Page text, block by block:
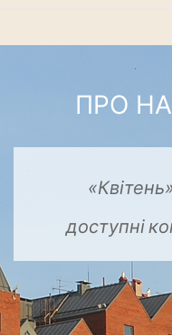
ПРО
«Квітень»
доступні